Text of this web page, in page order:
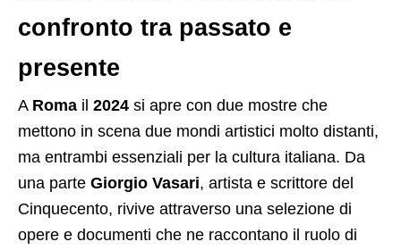
confronto tra passato e
presente
A Roma il 2024 si apre con due mostre che
mettono in scena due mondi artistici molto distanti,
ma entrambi essenziali per la cultura italiana. Da
una parte Giorgio Vasari, artista e scrittore del
Cinquecento, rivive attraverso una selezione di
opere e documenti che ne raccontano il ruolo di